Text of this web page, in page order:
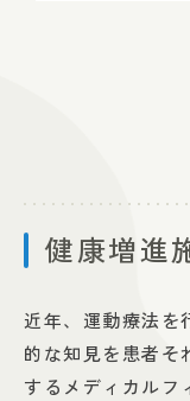
健康増進
近年、運動療法を
的な知見を患者そ
するメディカルフ